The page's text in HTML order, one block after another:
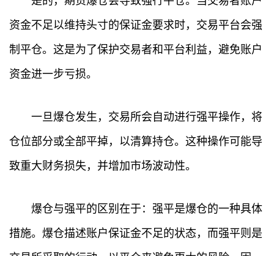
页
快
百
资金不足以维持头寸的保证金要求时，交易平台会强
制平仓。这是为了保护交易者和平台利益，避免账户
资金进一步亏损。
一旦爆仓发生，交易所会自动进行强平操作，将
仓位部分或全部平掉，以清算持仓。这种操作可能导
致重大财务损失，并增加市场波动性。
爆仓与强平的区别在于：强平是爆仓的一种具体
措施。爆仓描述账户保证金不足的状态，而强平则是